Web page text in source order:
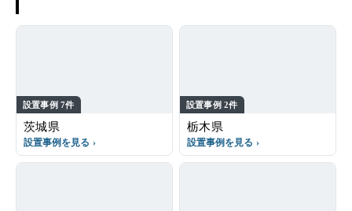
設置事例 7件
茨城県
設置事例を見る
設置事例 2件
栃木県
設置事例を見る